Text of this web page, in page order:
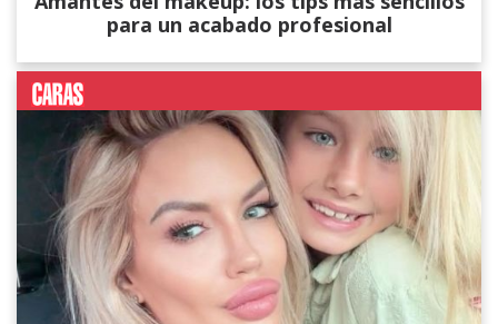
para un acabado profesional